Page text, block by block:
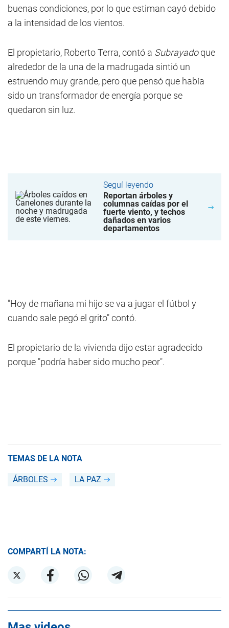
buenas condiciones, por lo que estiman cayó debido
a la intensidad de los vientos.
El propietario, Roberto Terra, contó a Subrayadoque
alrededor de la una de la madrugada sintió un
estruendo muy grande, pero que pensó que había
sido un transformador de energía porque se
quedaron sin luz.
Seguí leyendo
Reportan árboles y
columnas caídas por el
fuerte viento, y techos
dañados en varios
departamentos
"Hoy de mañana mi hijo se va a jugar el fútbol y
cuando sale pegó el grito" contó.
El propietario de la vivienda dijo estar agradecido
porque "podría haber sido mucho peor".
TEMAS DE LA NOTA
ÁRBOLES LA PAZ
COMPARTÍ LA NOTA: